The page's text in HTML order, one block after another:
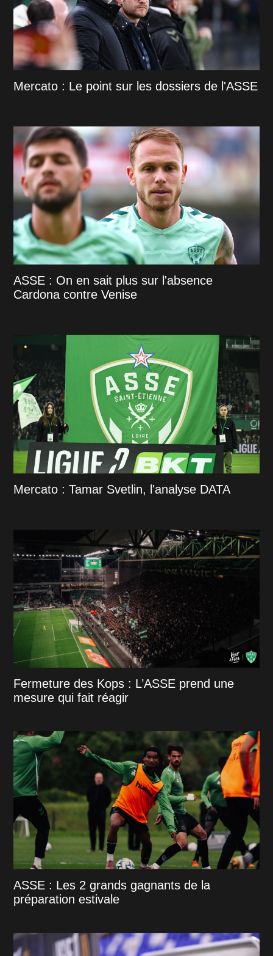
Mercato : Le point sur les dossiers de l'ASSE
ASSE : On en sait plus sur l'absence
Cardona contre Venise
Mercato : Tamar Svetlin, l'analyse DATA
Fermeture des Kops : L’ASSE prend une
mesure qui fait réagir
ASSE : Les 2 grands gagnants de la
préparation estivale